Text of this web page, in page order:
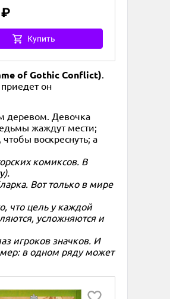
Купить
of Gothic Conflict)
он
деревом. Девочка
жаждут мести;
воскреснуть; а
комиксов. В
Вот только в мире
что цель у каждой
усложняются и
игроков значков. И
в одном ряду может